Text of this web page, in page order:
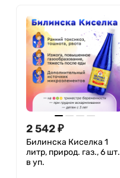
2 542₽
Билинска Киселка 1
литр, природ. газ., 6 шт.
в уп.